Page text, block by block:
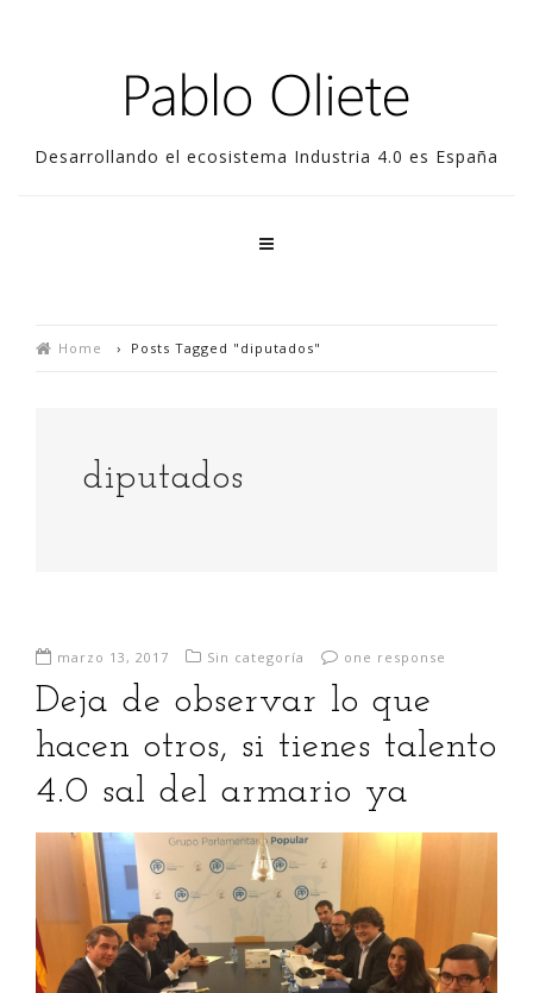
Desarrollando el ecosistema Industria 4.0 es España
Home › Posts Tagged "diputados"
diputados
marzo 13, 2017 Sin categoría one response
Deja de observar lo que
hacen otros, si tienes talento
4.0 sal del armario ya